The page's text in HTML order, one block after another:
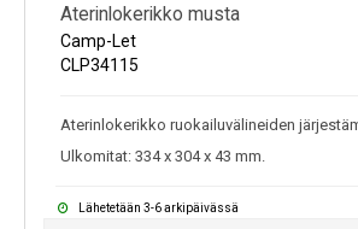
Aterinlokerikko musta
Camp-Let
CLP34115
Aterinlokerikko ruokailuvälineiden
Ulkomitat: 334 x 304 x 43 mm.
Lähetetään 3-6 arkipäivässä